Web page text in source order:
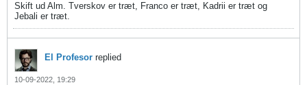
Skift ud Alm. Tverskov er træt, Franco er træt, Kadrii er træt og
Jebali er træt.
El Profesor replied
10-09-2022, 19:29